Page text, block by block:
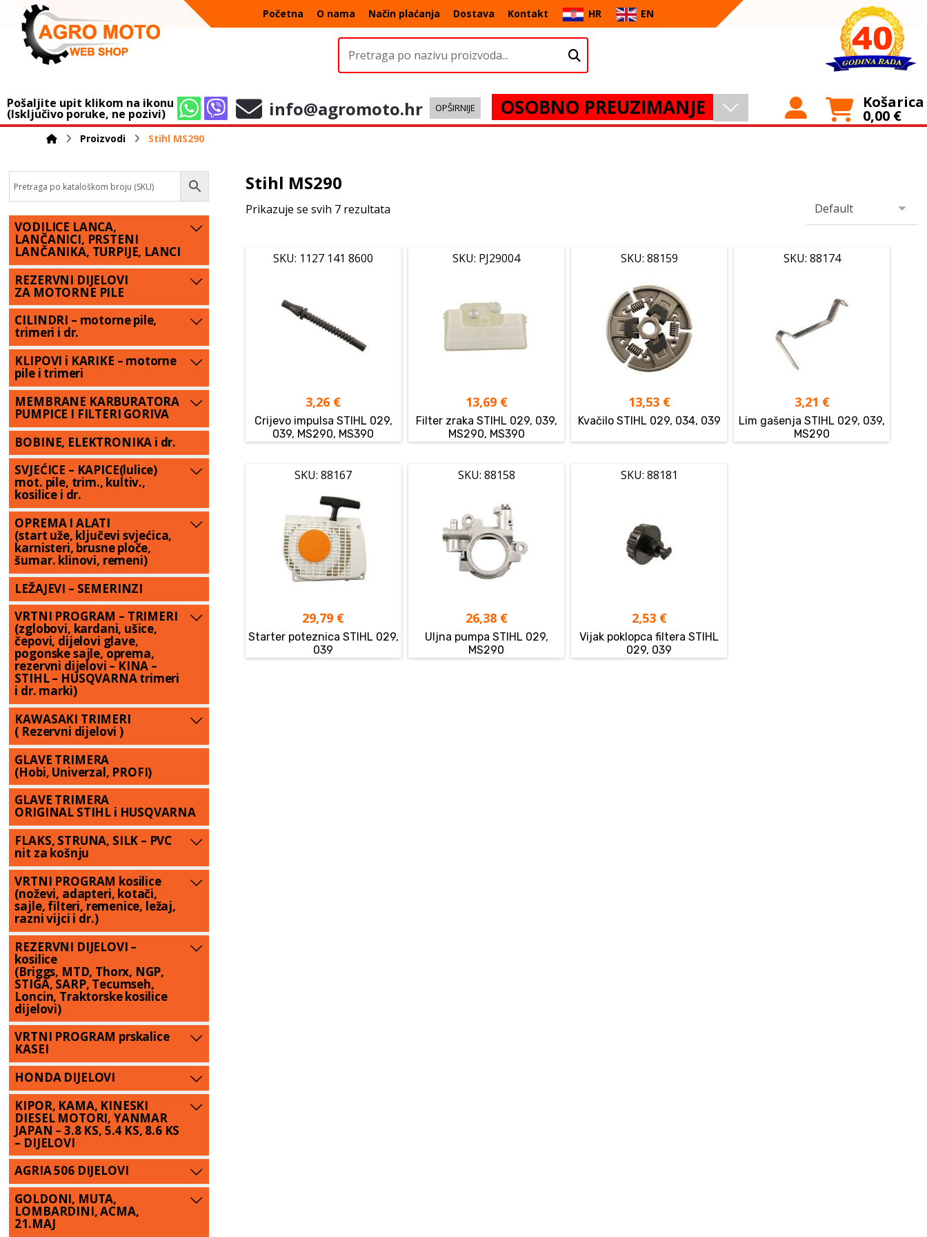
Početna O nama Način plaćanja Dostava Kontakt HR EN
Pošaljite upit klikom na ikonu
(Isključivo poruke, ne pozivi) info@agromoto.hr OPŠIRNIJE OSOBNO PREUZIMANJE Košarica
0,00 €
Proizvodi Stihl MS290
Stihl MS290
Prikazuje se svih 7 rezultata
SKU: 1127 141 8600
3,26 €
Crijevo impulsa STIHL 029,
039, MS290, MS390
SKU: PJ29004
13,69 €
Filter zraka STIHL 029, 039,
MS290, MS390
SKU: 88159
13,53 €
Kvačilo STIHL 029, 034, 039
SKU: 88174
3,21 €
Lim gašenja STIHL 029, 039,
MS290
SKU: 88167
29,79 €
Starter poteznica STIHL 029,
039
SKU: 88158
26,38 €
Uljna pumpa STIHL 029,
MS290
SKU: 88181
2,53 €
Vijak poklopca filtera STIHL
029, 039
VODILICE LANCA,
LANČANICI, PRSTENI
LANČANIKA, TURPIJE, LANCI
REZERVNI DIJELOVI
ZA MOTORNE PILE
CILINDRI – motorne pile,
trimeri i dr.
KLIPOVI i KARIKE – motorne
pile i trimeri
MEMBRANE KARBURATORA
PUMPICE I FILTERI GORIVA
BOBINE, ELEKTRONIKA i dr.
SVJEĆICE – KAPICE(lulice)
mot. pile, trim., kultiv.,
kosilice i dr.
OPREMA I ALATI
(start uže, ključevi svjećica,
karnisteri, brusne ploče,
šumar. klinovi, remeni)
LEŽAJEVI – SEMERINZI
VRTNI PROGRAM – TRIMERI
(zglobovi, kardani, ušice,
čepovi, dijelovi glave,
pogonske sajle, oprema,
rezervni dijelovi – KINA –
STIHL – HUSQVARNA trimeri
i dr. marki)
KAWASAKI TRIMERI
( Rezervni dijelovi )
GLAVE TRIMERA
(Hobi, Univerzal, PROFI)
GLAVE TRIMERA
ORIGINAL STIHL i HUSQVARNA
FLAKS, STRUNA, SILK – PVC
nit za košnju
VRTNI PROGRAM kosilice
(noževi, adapteri, kotači,
sajle, filteri, remenice, ležaj,
razni vijci i dr.)
REZERVNI DIJELOVI –
kosilice
(Briggs, MTD, Thorx, NGP,
STIGA, SARP, Tecumseh,
Loncin, Traktorske kosilice
dijelovi)
VRTNI PROGRAM prskalice
KASEI
HONDA DIJELOVI
KIPOR, KAMA, KINESKI
DIESEL MOTORI, YANMAR
JAPAN – 3.8 KS, 5.4 KS, 8.6 KS
– DIJELOVI
AGRIA 506 DIJELOVI
GOLDONI, MUTA,
LOMBARDINI, ACMA,
21.MAJ